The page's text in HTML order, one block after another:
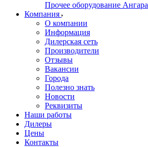
Прочее оборудование Ангара
Компания
О компании
Информация
Дилерская сеть
Производители
Отзывы
Вакансии
Города
Полезно знать
Новости
Реквизиты
Наши работы
Дилеры
Цены
Контакты